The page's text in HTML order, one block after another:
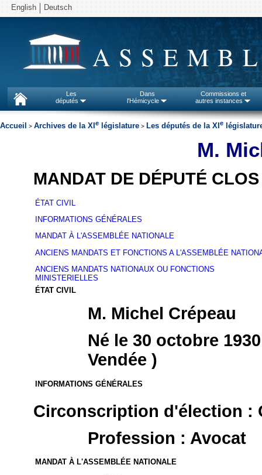
English Deutsch
Les
députés
Dans
l'Hémicycle
Commissions et
autres instances
Accueil > Archives de la XI e législature > Les députés de la XI e
M.
MANDAT DE DÉPUTÉ CLOS
ÉTAT CIVIL
INFORMATIONS GÉNÉRALES
MANDAT À L'ASSEMBLÉE NATIONALE
ANCIENS MANDATS ET FONCTIONS A L'ASSEMBLÉE
ANCIENS MANDATS NATIONAUX OU FONCTIONS
MINISTERIELLES
ÉTAT CIVIL
M. Michel Crépeau
Né le 30 octobre
Vendée )
INFORMATIONS GÉNÉRALES
Circonscription d'élection :
Profession : Avocat
MANDAT À L'ASSEMBLÉE NATIONALE